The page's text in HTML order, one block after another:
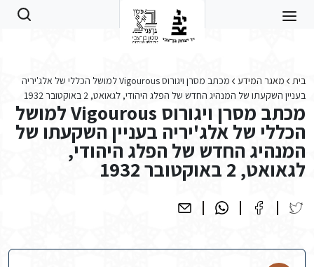
בית מאגר המידע
מכתב מסרן ויגורוס Vigourous למושל הכללי של אלג'יריה
בעניין השקעתו של המנהיג החדש של הפלג היהודי, לגאואט, 2 באוקטובר 1932
מכתב מסרן ויגורוס Vigourous למושל
הכללי של אלג'יריה בעניין השקעתו של
המנהיג החדש של הפלג היהודי,
לגאואט, 2 באוקטובר 1932